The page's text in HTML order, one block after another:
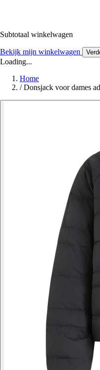
Subtotaal winkelwagen
Bekijk mijn winkelwagen
Loading...
Home
/ Donsjack voor dames